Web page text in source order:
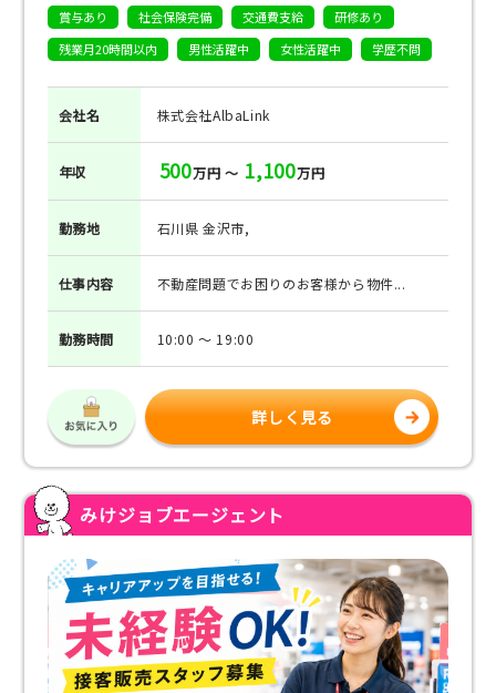
賞与あり 社会保険完備 交通費支給
研修あり
残業月20時間以内
男性活躍中 女性活躍中 学歴不問
会社名 株式会社AlbaLink
年収 500万円 ～ 1,100万円
勤務地 石川県 金沢市,
仕事内容 不動産問題でお困りのお客様から物件...
勤務時間 10:00 ～ 19:00
詳しく見る
みけジョブエージェント